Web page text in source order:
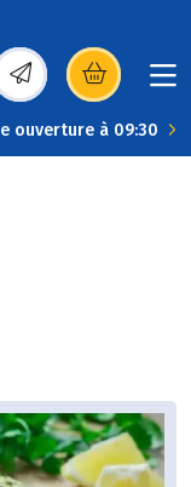
dans une
ouverture à 09:30